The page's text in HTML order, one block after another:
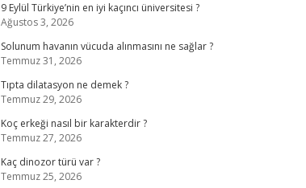
9 Eylül Türkiye’nin en iyi kaçıncı üniversitesi ?
Ağustos 3, 2026
Solunum havanın vücuda alınmasını ne sağlar ?
Temmuz 31, 2026
Tıpta dilatasyon ne demek ?
Temmuz 29, 2026
Koç erkeği nasıl bir karakterdir ?
Temmuz 27, 2026
Kaç dinozor türü var ?
Temmuz 25, 2026